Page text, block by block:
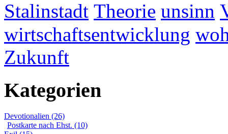
Stalinstadt Theorie unsinn
wirtschaftsentwicklung
Zukunft
Kategorien
Devotionalien (26)
Postkarte nach Ehst. (10)